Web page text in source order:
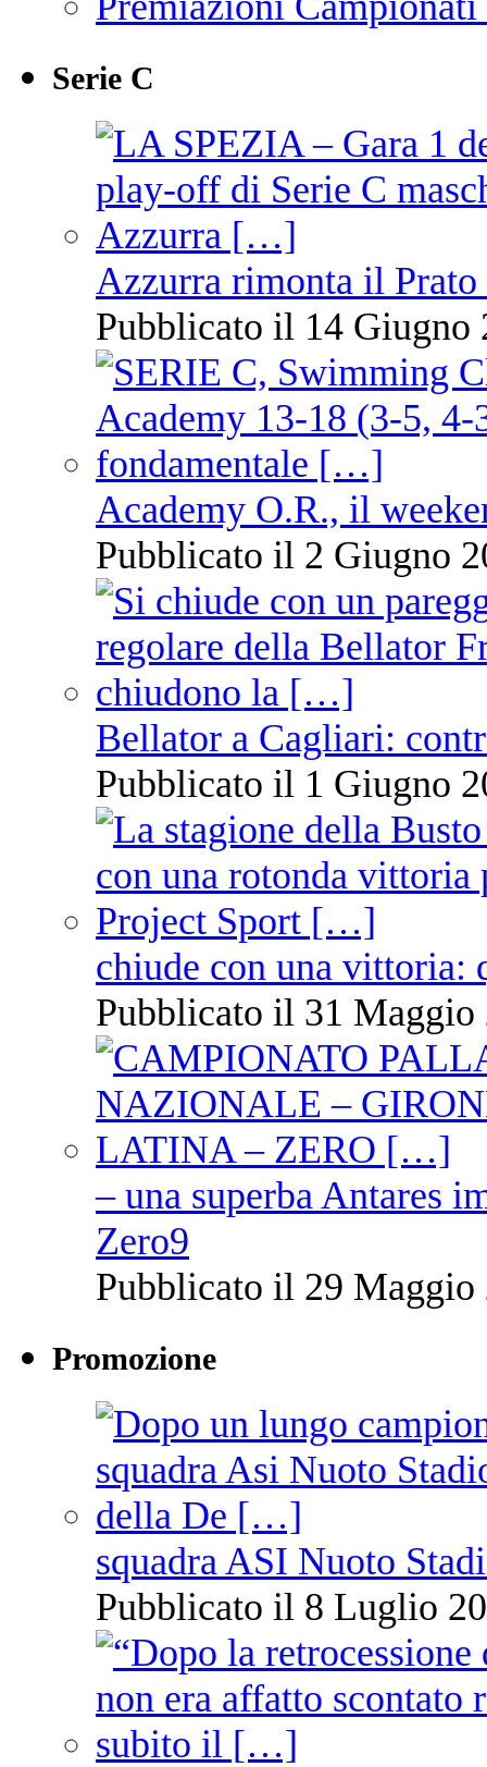
Serie C
Azzurra rimonta il Prato
Pubblicato il 14 Giugno
Academy O.R., il
Pubblicato il 2 Giugno
Bellator a Cagliari:
Pubblicato il 1 Giugno
chiude con una vittoria:
Pubblicato il 31 Maggio
– una superba Antares
Zero9
Pubblicato il 29 Maggio
Promozione
squadra ASI Nuoto
Pubblicato il 8 Luglio